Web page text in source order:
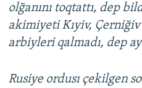
olğanını toqtattı, dep
akimiyeti Kıyiv,
arbiyleri qalmadı, dep
Rusiye ordusı çekilgen